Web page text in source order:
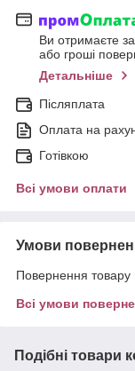
Ви отримаєте
або гроші
Детальніше
Післяплата
Оплата на
Готівкою
Всі умови оплати
Умови
Повернення товару
Всі умови
Подібні товари